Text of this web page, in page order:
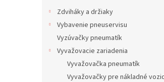
Zdviháky a držiaky
Vybavenie pneuservisu
Vyzúvačky pneumatík
Vyvažovacie zariadenia
Vyvažovačka pneumatík
Vyvažovačky pre nákladné